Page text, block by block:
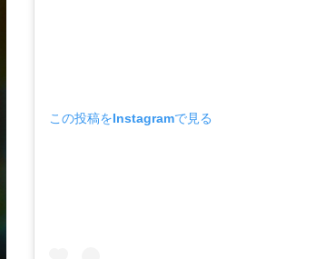
この投稿をInstagramで見る